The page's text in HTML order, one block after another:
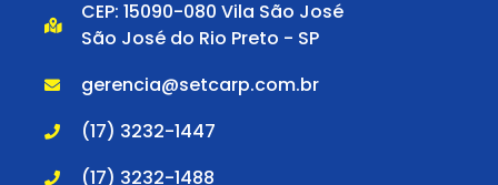
CEP: 15090-080 Vila São José
São José do Rio Preto - SP
gerencia@setcarp.com.br
(17) 3232-1447
(17) 3232-1488